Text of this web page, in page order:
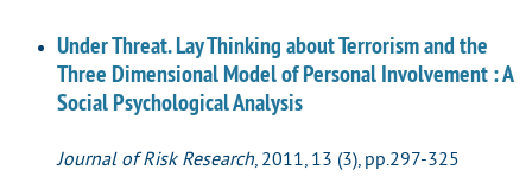
Under Threat. Lay Thinking about Terrorism and the
Three Dimensional Model of Personal Involvement : A
Social Psychological Analysis
Journal of Risk Research, 2011, 13 (3), pp.297-325